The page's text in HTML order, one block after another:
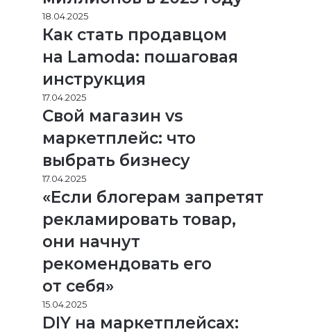
18.04.2025
Как стать продавцом
на Lamoda: пошаговая
инструкция
17.04.2025
Свой магазин vs
маркетплейс: что
выбрать бизнесу
17.04.2025
«Если блогерам запретят
рекламировать товар,
они начнут
рекомендовать его
от себя»
15.04.2025
DIY на маркетплейсах: